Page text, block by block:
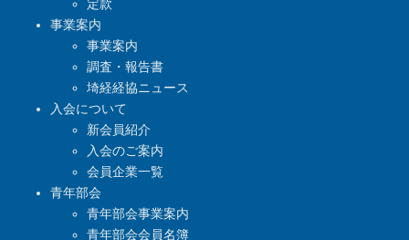
定款
事業案内
事業案内
調査・報告書
埼経経協ニュース
入会について
新会員紹介
入会のご案内
会員企業一覧
青年部会
青年部会事業案内
青年部会会員名簿